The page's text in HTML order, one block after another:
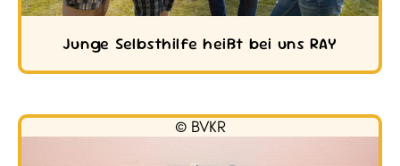
Junge Selbsthilfe heißt bei uns RAY
© BVKR